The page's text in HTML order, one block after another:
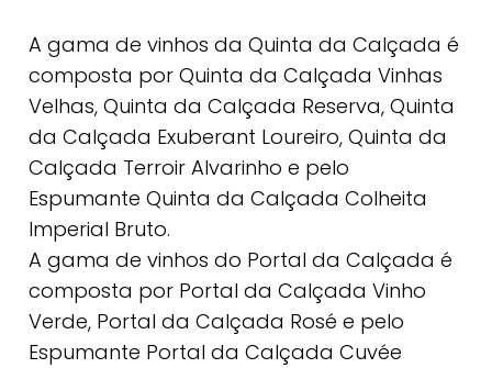
A gama de vinhos da Quinta da Calçada é
composta por Quinta da Calçada Vinhas
Velhas, Quinta da Calçada Reserva, Quinta
da Calçada Exuberant Loureiro, Quinta da
Calçada Terroir Alvarinho e pelo
Espumante Quinta da Calçada Colheita
Imperial Bruto.
A gama de vinhos do Portal da Calçada é
composta por Portal da Calçada Vinho
Verde, Portal da Calçada Rosé e pelo
Espumante Portal da Calçada Cuvée